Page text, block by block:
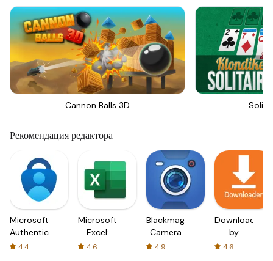
Cannon Balls 3D
Рекомендация редактора
Microsoft
Authenticator
4.4
Microsoft
Excel:
Spreadsheets
4.6
Blackmagic
Camera
4.9
Downloader
by
AFTVnews
4.6